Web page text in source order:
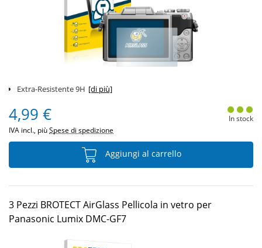
Extra-Resistente 9H [di più]
4,99 €
IVA incl., piùSpese di spedizione
In stock
Aggiungi al carrello
3 Pezzi BROTECT AirGlass Pellicola in vetro per
Panasonic Lumix DMC-GF7